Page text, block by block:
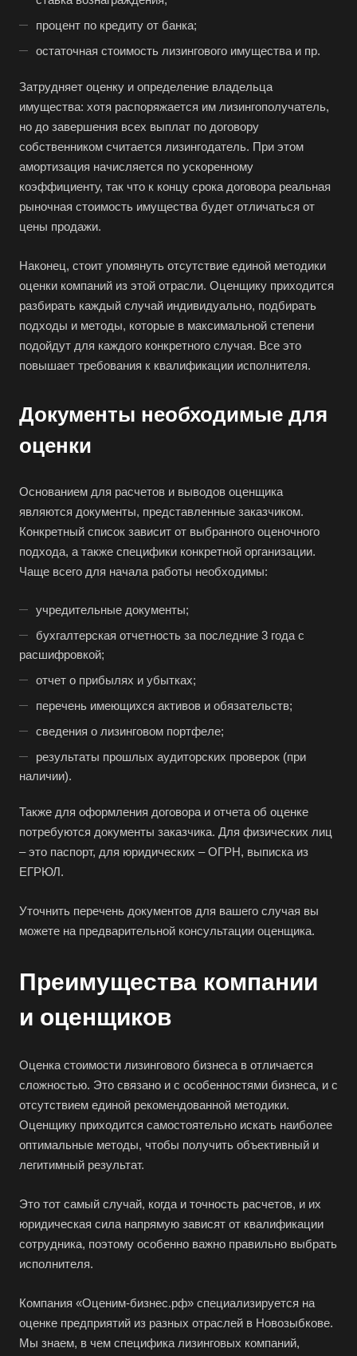
процент по кредиту от банка;
остаточная стоимость лизингового имущества и пр.
Затрудняет оценку и определение владельца
имущества: хотя распоряжается им лизингополучатель,
но до завершения всех выплат по договору
собственником считается лизингодатель. При этом
амортизация начисляется по ускоренному
коэффициенту, так что к концу срока договора реальная
рыночная стоимость имущества будет отличаться от
цены продажи.
Наконец, стоит упомянуть отсутствие единой методики
оценки компаний из этой отрасли. Оценщику приходится
разбирать каждый случай индивидуально, подбирать
подходы и методы, которые в максимальной степени
подойдут для каждого конкретного случая. Все это
повышает требования к квалификации исполнителя.
Документы необходимые для
оценки
Основанием для расчетов и выводов оценщика
являются документы, представленные заказчиком.
Конкретный список зависит от выбранного оценочного
подхода, а также специфики конкретной организации.
Чаще всего для начала работы необходимы:
учредительные документы;
бухгалтерская отчетность за последние 3 года с
расшифровкой;
отчет о прибылях и убытках;
перечень имеющихся активов и обязательств;
сведения о лизинговом портфеле;
результаты прошлых аудиторских проверок (при
наличии).
Также для оформления договора и отчета об оценке
потребуются документы заказчика. Для физических лиц
– это паспорт, для юридических – ОГРН, выписка из
ЕГРЮЛ.
Уточнить перечень документов для вашего случая вы
можете на предварительной консультации оценщика.
Преимущества компании
и оценщиков
Оценка стоимости лизингового бизнеса в отличается
сложностью. Это связано и с особенностями бизнеса, и с
отсутствием единой рекомендованной методики.
Оценщику приходится самостоятельно искать наиболее
оптимальные методы, чтобы получить объективный и
легитимный результат.
Это тот самый случай, когда и точность расчетов, и их
юридическая сила напрямую зависят от квалификации
сотрудника, поэтому особенно важно правильно выбрать
исполнителя.
Компания «Оценим-бизнес.рф» специализируется на
оценке предприятий из разных отраслей в Новозыбкове.
Мы знаем, в чем специфика лизинговых компаний,
Абакан
Абдулино
Азов
Аксай
Алушта
Альметьевск
Ангарск
Апатиты
Апрелевка
Арамиль
Арзамас
Асино
Астрахань
Аша
Баймак
Балаково
Балашиха
Балашов
Барабинск
Барнаул
Батайск
Бахчисарай
Белгород
Белебей
Белорецк
Белореченск
Бердск
Березники
Биробиджан
Бирюч
Благовещенск
Благодарный
Боготол
Большой Камень
Борзя
Борисоглебск
Боровичи